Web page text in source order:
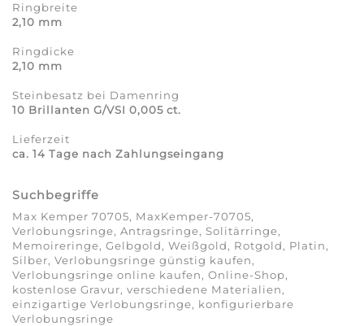
Ringbreite
2,10 mm
Ringdicke
2,10 mm
Steinbesatz bei Damenring
10 Brillanten G/VSI 0,005 ct.
Lieferzeit
ca. 14 Tage nach Zahlungseingang
Suchbegriffe
Max Kemper 70705, MaxKemper-70705,
Verlobungsringe, Antragsringe, Solitärringe,
Memoireringe, Gelbgold, Weißgold, Rotgold, Platin,
Silber, Verlobungsringe günstig kaufen,
Verlobungsringe online kaufen, Online-Shop,
kostenlose Gravur, verschiedene Materialien,
einzigartige Verlobungsringe, konfigurierbare
Verlobungsringe